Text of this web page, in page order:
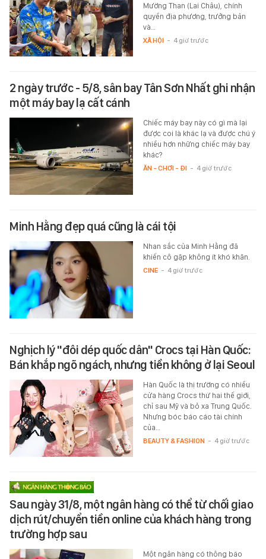
Mường Than (Lai Châu), chính
quyền địa phương, trưởng bản
và…
XÃ HỘI - 4 giờ trước
2 ngày trước - 5/8, sân bay Tân Sơn Nhất ghi nhận
một máy bay lạ cất cánh
Chiếc máy bay này có gì mà lại
được coi là khác lạ và được chú ý
nhiều hơn những chiếc máy bay
khác?
ĂN - CHƠI - ĐI - 4 giờ trước
Minh Hằng đẹp quá cũng là cái tội
Nhan sắc của Minh Hằng đã
khiến cô gặp không ít khó khăn.
CINE - 4 giờ trước
Nghịch lý "đôi dép quốc dân" Crocs tại Hàn Quốc:
Bán khắp ngõ ngách, nhưng tiền không ở lại Seoul
Hàn Quốc là thị trường có nhiều
cửa hàng Crocs thứ hai thế giới,
chỉ sau Mỹ và bỏ xa Trung Quốc.
Nhưng bóc báo cáo tài chính
của…
BEAUTY & FASHION - 4 giờ trước
Sau ngày 31/8, một ngân hàng có thể từ chối giao
dịch rút/chuyển tiền online của khách hàng trong
trường hợp sau
Một ngân hàng có thông báo